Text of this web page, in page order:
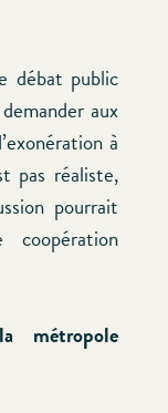
débat public
aux
à
pas réaliste,
pourrait
coopération
métropole